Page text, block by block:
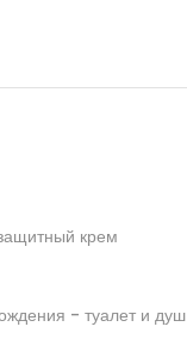
крем
- туалет и душ